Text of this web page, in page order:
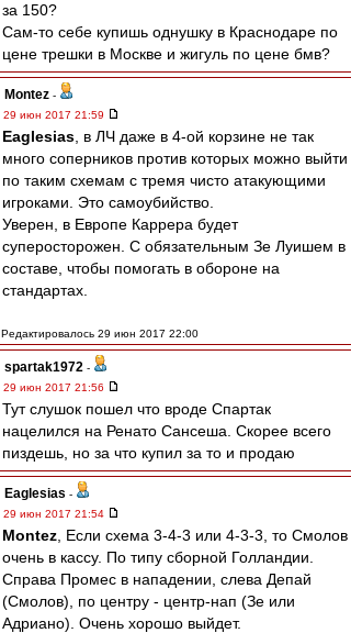
за 150?
Сам-то себе купишь однушку в Краснодаре по
цене трешки в Москве и жигуль по цене бмв?
Montez -
29 июн 2017 21:59
Eaglesias , в ЛЧ даже в 4-ой корзине не так
много соперников против которых можно выйти
по таким схемам с тремя чисто атакующими
игроками. Это самоубийство.
Уверен, в Европе Каррера будет
суперосторожен. С обязательным Зе Луишем в
составе, чтобы помогать в обороне на
стандартах.
Редактировалось 29 июн 2017 22:00
spartak1972 -
29 июн 2017 21:56
Тут слушок пошел что вроде Спартак
нацелился на Ренато Сансеша. Скорее всего
пиздешь, но за что купил за то и продаю
Eaglesias -
29 июн 2017 21:54
Montez , Если схема 3-4-3 или 4-3-3, то Смолов
очень в кассу. По типу сборной Голландии.
Справа Промес в нападении, слева Депай
(Смолов), по центру - центр-нап (Зе или
Адриано). Очень хорошо выйдет.